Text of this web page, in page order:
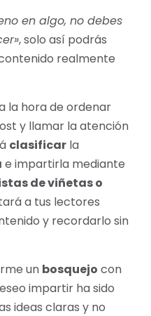
en algo, no debes
, solo así podrás
realmente
la hora de ordenar
y llamar la atención
clasificar la
e impartirla mediante
de viñetas o
a tus lectores
y recordarlo sin
un bosquejo con
impartir ha sido
ideas claras y no